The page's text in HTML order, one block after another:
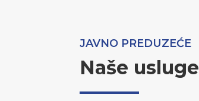
JAVNO PREDUZEĆE
Naše usluge